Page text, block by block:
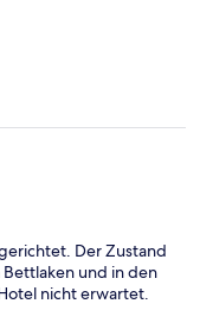
Der Zustand
und in den
nicht erwartet.